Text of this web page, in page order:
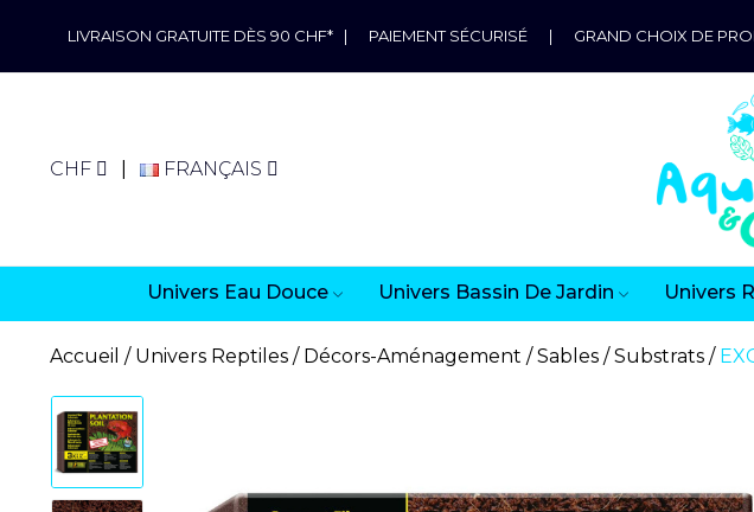
LIVRAISON GRATUITE DÈS 90 CHF* | PAIEMENT SÉCURISÉ | GRAND CHOIX DE
CHF FRANÇAIS
Univers Eau Douce Univers Bassin De Jardin Univers
Accueil Univers Reptiles Décors-Aménagement Sables / Substrats